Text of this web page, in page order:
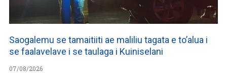
Saogalemu se tamaitiiti ae maliliu tagata e to’alua i
se faalavelave i se taulaga i Kuiniselani
07/08/2026